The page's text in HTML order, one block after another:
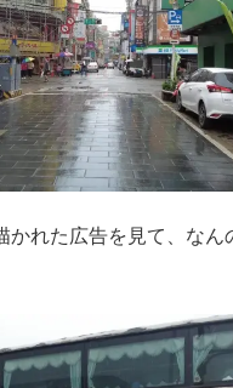
かれた広告を見て、なん